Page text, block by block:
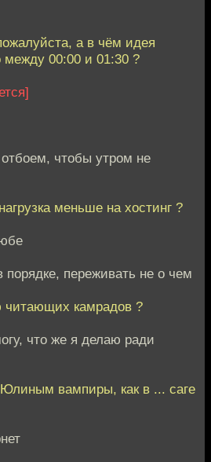
а в чём идея
00:00 и 01:30 ?
чтобы утром не
меньше на хостинг ?
порядке, переживать не о чем
камрадов ?
что же я делаю ради
вампиры, как в ... саге